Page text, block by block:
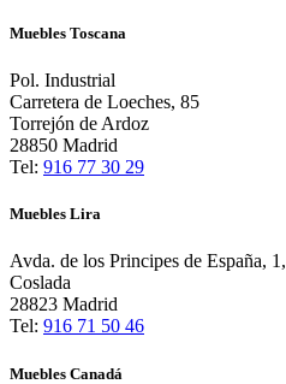
Muebles Toscana
Pol. Industrial
Carretera de Loeches, 85
Torrejón de Ardoz
28850 Madrid
Tel: 916 77 30 29
Muebles Lira
Avda. de los Principes de España, 1,
Coslada
28823 Madrid
Tel: 916 71 50 46
Muebles Canadá